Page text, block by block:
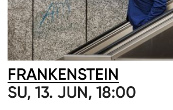
FRANKENSTEIN
SU, 13. JUN, 18:00